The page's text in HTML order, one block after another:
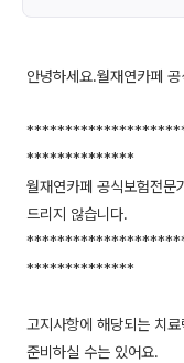
안녕하세요.월재연카페
**************
월재연카페 공식보험전문
드리지 않습니다.
**************
고지사항에 해당되는 치
준비하실 수는 있어요.